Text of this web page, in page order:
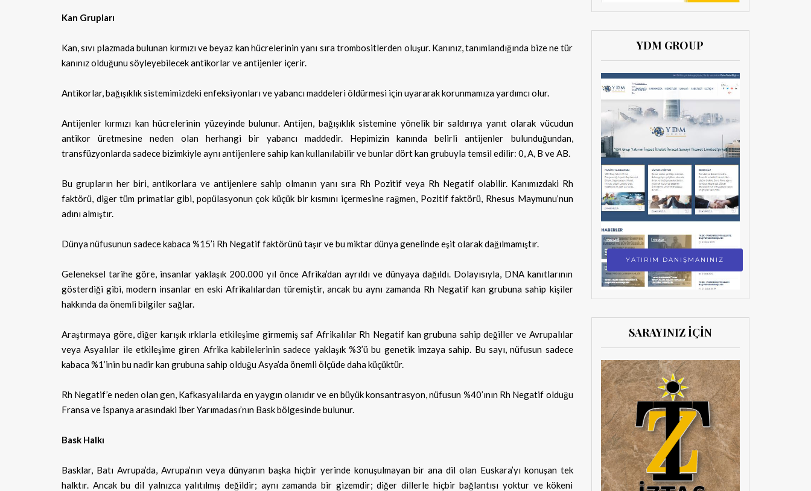
Kan Grupları
Kan, sıvı plazmada bulunan kırmızı ve beyaz kan hücrelerinin yanı sıra trombositlerden oluşur. Kanınız, tanımlandığında bize ne tür
kanınız olduğunu söyleyebilecek antikorlar ve antijenler içerir.
Antikorlar, bağışıklık sistemimizdeki enfeksiyonları ve yabancı maddeleri öldürmesi için uyararak korunmamıza yardımcı olur.
Antijenler kırmızı kan hücrelerinin yüzeyinde bulunur. Antijen, bağışıklık sistemine yönelik bir saldırıya yanıt olarak vücudun
antikor üretmesine neden olan herhangi bir yabancı maddedir. Hepimizin kanında belirli antijenler bulunduğundan,
transfüzyonlarda sadece bizimkiyle aynı antijenlere sahip kan kullanılabilir ve bunlar dört kan grubuyla temsil edilir: 0, A, B ve AB.
Bu grupların her biri, antikorlara ve antijenlere sahip olmanın yanı sıra Rh Pozitif veya Rh Negatif olabilir. Kanımızdaki Rh
faktörü, diğer tüm primatlar gibi, popülasyonun çok küçük bir kısmını içermesine rağmen, Pozitif faktörü, Rhesus Maymunu’nun
adını almıştır.
Dünya nüfusunun sadece kabaca %15’i Rh Negatif faktörünü taşır ve bu miktar dünya genelinde eşit olarak dağılmamıştır.
Geleneksel tarihe göre, insanlar yaklaşık 200.000 yıl önce Afrika’dan ayrıldı ve dünyaya dağıldı. Dolayısıyla, DNA kanıtlarının
gösterdiği gibi, modern insanlar en eski Afrikalılardan türemiştir, ancak bu aynı zamanda Rh Negatif kan grubuna sahip kişiler
hakkında da önemli bilgiler sağlar.
Araştırmaya göre, diğer karışık ırklarla etkileşime girmemiş saf Afrikalılar Rh Negatif kan grubuna sahip değiller ve Avrupalılar
veya Asyalılar ile etkileşime giren Afrika kabilelerinin sadece yaklaşık %3’ü bu genetik imzaya sahip. Bu sayı, nüfusun sadece
kabaca %1’inin bu nadir kan grubuna sahip olduğu Asya’da önemli ölçüde daha küçüktür.
Rh Negatif’e neden olan gen, Kafkasyalılarda en yaygın olanıdır ve en büyük konsantrasyon, nüfusun %40’ının Rh Negatif olduğu
Fransa ve İspanya arasındaki İber Yarımadası’nın Bask bölgesinde bulunur.
Bask Halkı
Basklar, Batı Avrupa’da, Avrupa’nın veya dünyanın başka hiçbir yerinde konuşulmayan bir ana dil olan Euskara’yı konuşan tek
halktır. Ancak bu dil yalnızca yalıtılmış değildir; aynı zamanda bir gizemdir; diğer dillerle hiçbir bağlantısı yoktur ve kökeni
YDM GROUP
YATIRIM DANIŞMANINIZ
SARAYINIZ İÇİN